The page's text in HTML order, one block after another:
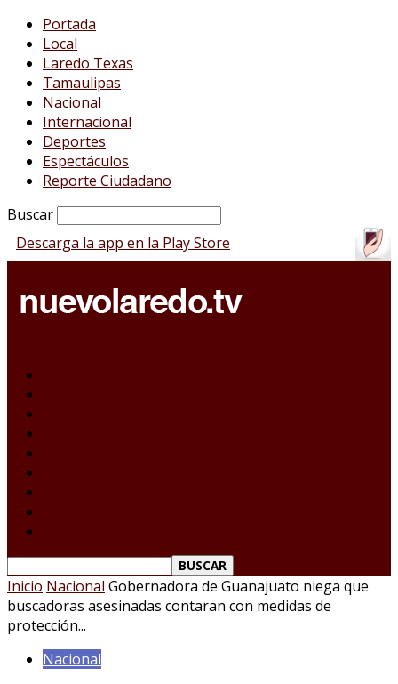
Portada
Local
Laredo Texas
Tamaulipas
Nacional
Internacional
Deportes
Espectáculos
Reporte Ciudadano
Buscar
Descarga la app en la Play Store
Inicio Nacional Gobernadora de Guanajuato niega que
buscadoras asesinadas contaran con medidas de
protección...
Nacional